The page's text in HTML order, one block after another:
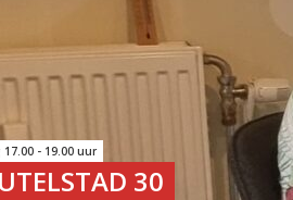
17.00 - 19.00 uur
30